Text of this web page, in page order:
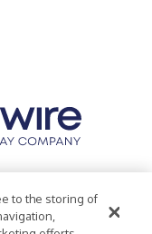
Statement
to the storing of